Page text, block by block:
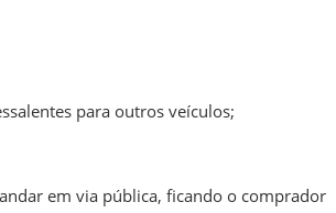
para outros veículos;
em via pública, ficando o comprador